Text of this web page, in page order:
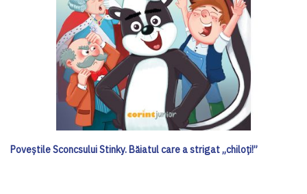
Poveștile Sconcsului Stinky. Băiatul care a strigat „chiloți!”